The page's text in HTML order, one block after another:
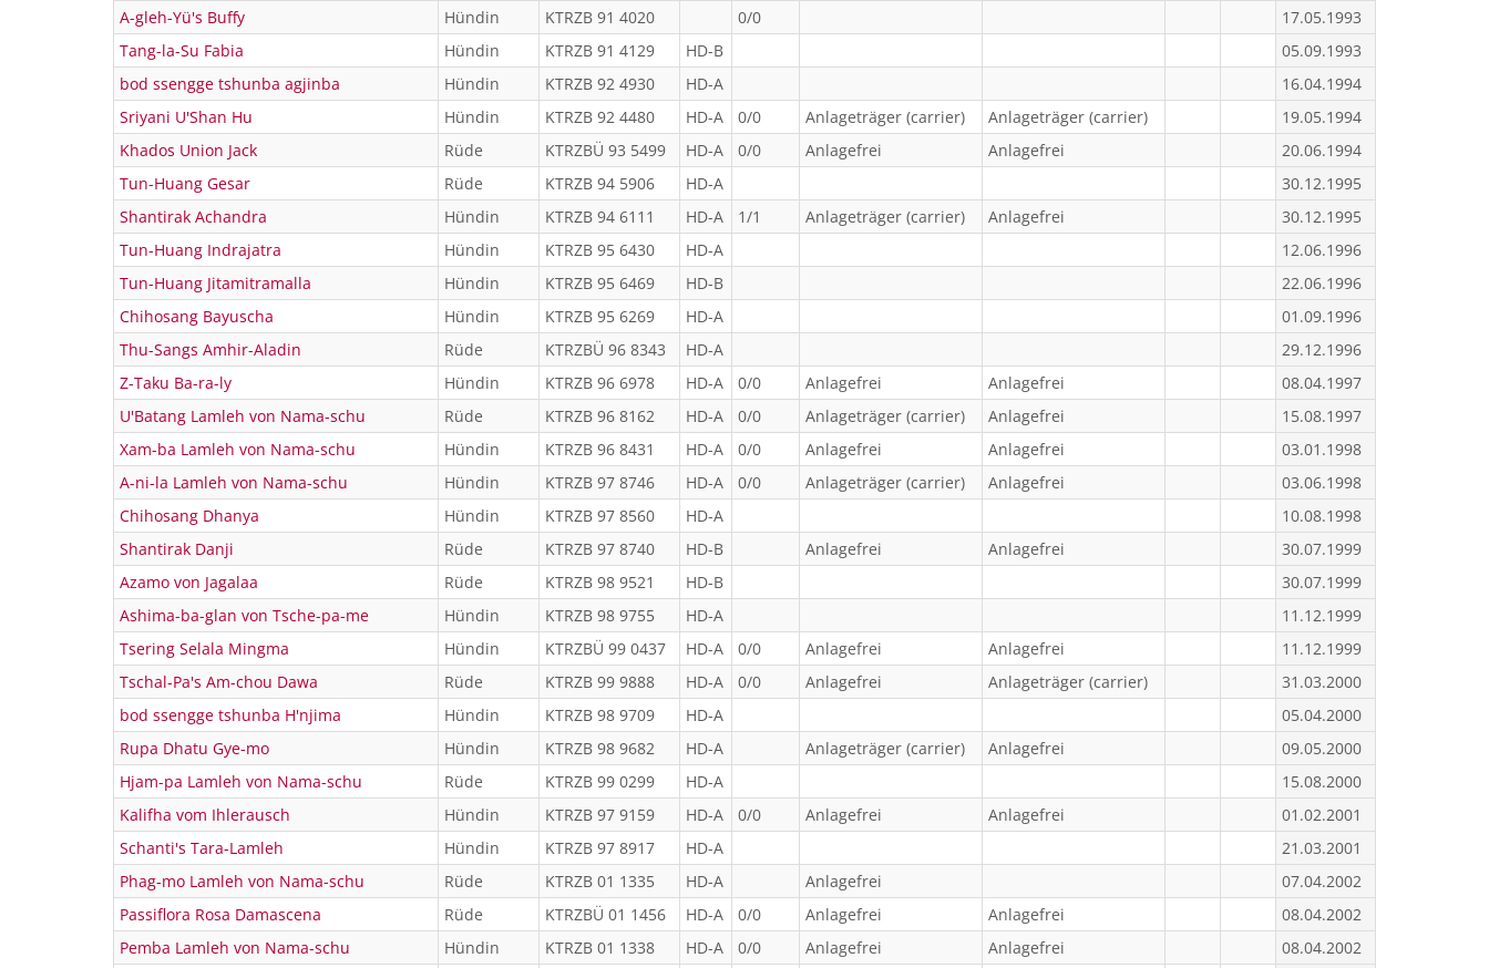
A-gleh-Yü's Buffy
Hündin KTRZB 91 4020 0/0
17.05.1993
Tang-la-Su Fabia
Hündin KTRZB 91 4129 HD-B
05.09.1993
bod ssengge tshunba agjinba
Hündin KTRZB 92 4930 HD-A
16.04.1994
Sriyani U'Shan Hu
Hündin KTRZB 92 4480 HD-A 0/0 Anlageträger (carrier) Anlageträger (carrier)
19.05.1994
Khados Union Jack
Rüde KTRZBÜ 93 5499 HD-A 0/0 Anlagefrei Anlagefrei
20.06.1994
Tun-Huang Gesar
Rüde KTRZB 94 5906 HD-A
30.12.1995
Shantirak Achandra
Hündin KTRZB 94 6111 HD-A 1/1 Anlageträger (carrier) Anlagefrei
30.12.1995
Tun-Huang Indrajatra
Hündin KTRZB 95 6430 HD-A
12.06.1996
Tun-Huang Jitamitramalla
Hündin KTRZB 95 6469 HD-B
22.06.1996
Chihosang Bayuscha
Hündin KTRZB 95 6269 HD-A
01.09.1996
Thu-Sangs Amhir-Aladin
Rüde KTRZBÜ 96 8343 HD-A
29.12.1996
Z-Taku Ba-ra-ly
Hündin KTRZB 96 6978 HD-A 0/0 Anlagefrei Anlagefrei
08.04.1997
U'Batang Lamleh von Nama-schu
Rüde KTRZB 96 8162 HD-A 0/0 Anlageträger (carrier) Anlagefrei
15.08.1997
Xam-ba Lamleh von Nama-schu
Hündin KTRZB 96 8431 HD-A 0/0 Anlagefrei Anlagefrei
03.01.1998
A-ni-la Lamleh von Nama-schu
Hündin KTRZB 97 8746 HD-A 0/0 Anlageträger (carrier) Anlagefrei
03.06.1998
Chihosang Dhanya
Hündin KTRZB 97 8560 HD-A
10.08.1998
Shantirak Danji
Rüde KTRZB 97 8740 HD-B Anlagefrei Anlagefrei
30.07.1999
Azamo von Jagalaa
Rüde KTRZB 98 9521 HD-B
30.07.1999
Ashima-ba-glan von Tsche-pa-me
Hündin KTRZB 98 9755 HD-A
11.12.1999
Tsering Selala Mingma
Hündin KTRZBÜ 99 0437 HD-A 0/0 Anlagefrei Anlagefrei
11.12.1999
Tschal-Pa's Am-chou Dawa
Rüde KTRZB 99 9888 HD-A 0/0 Anlagefrei Anlageträger (carrier)
31.03.2000
bod ssengge tshunba H'njima
Hündin KTRZB 98 9709 HD-A
05.04.2000
Rupa Dhatu Gye-mo
Hündin KTRZB 98 9682 HD-A Anlageträger (carrier) Anlagefrei
09.05.2000
Hjam-pa Lamleh von Nama-schu
Rüde KTRZB 99 0299 HD-A
15.08.2000
Kalifha vom Ihlerausch
Hündin KTRZB 97 9159 HD-A 0/0 Anlagefrei Anlagefrei
01.02.2001
Schanti's Tara-Lamleh
Hündin KTRZB 97 8917 HD-A
21.03.2001
Phag-mo Lamleh von Nama-schu
Rüde KTRZB 01 1335 HD-A Anlagefrei
07.04.2002
Passiflora Rosa Damascena
Rüde KTRZBÜ 01 1456 HD-A 0/0 Anlagefrei Anlagefrei
08.04.2002
Pemba Lamleh von Nama-schu
Hündin KTRZB 01 1338 HD-A 0/0 Anlagefrei Anlagefrei
08.04.2002